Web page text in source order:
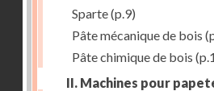
Sparte(p.9)
Pâte mécanique de bois
Pâte chimique de bois
II. Machines pour